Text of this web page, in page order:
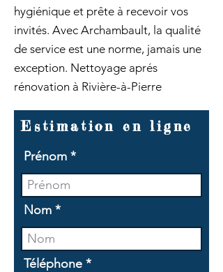
hygiénique et prête à recevoir vos
invités. Avec Archambault, la qualité
de service est une norme, jamais une
exception. Nettoyage aprés
rénovation à Rivière-à-Pierre
Estimation en ligne
Prénom
Nom
Téléphone